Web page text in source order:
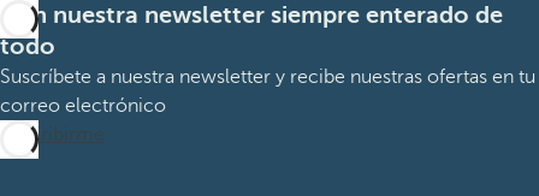
Con nuestra newsletter siempre enterado de
todo
Suscríbete a nuestra newsletter y recibe nuestras ofertas en tu
correo electrónico
Suscribirme